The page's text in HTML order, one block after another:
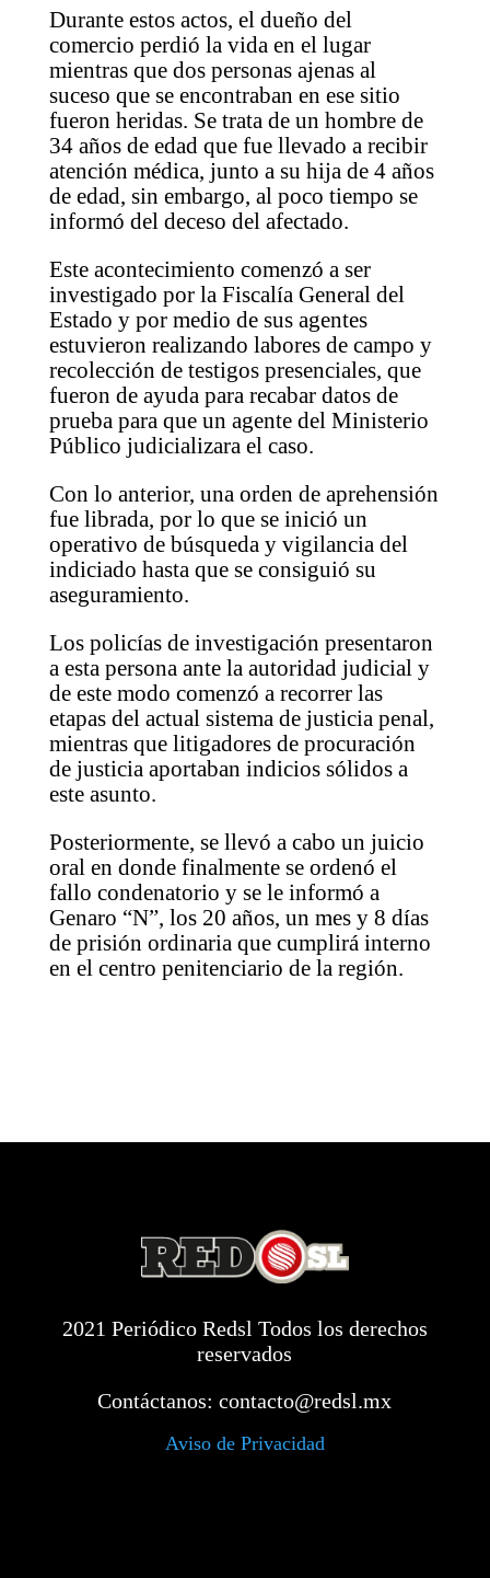
Durante estos actos, el dueño del
comercio perdió la vida en el lugar
mientras que dos personas ajenas al
suceso que se encontraban en ese sitio
fueron heridas. Se trata de un hombre de
34 años de edad que fue llevado a recibir
atención médica, junto a su hija de 4 años
de edad, sin embargo, al poco tiempo se
informó del deceso del afectado.
Este acontecimiento comenzó a ser
investigado por la Fiscalía General del
Estado y por medio de sus agentes
estuvieron realizando labores de campo y
recolección de testigos presenciales, que
fueron de ayuda para recabar datos de
prueba para que un agente del Ministerio
Público judicializara el caso.
Con lo anterior, una orden de aprehensión
fue librada, por lo que se inició un
operativo de búsqueda y vigilancia del
indiciado hasta que se consiguió su
aseguramiento.
Los policías de investigación presentaron
a esta persona ante la autoridad judicial y
de este modo comenzó a recorrer las
etapas del actual sistema de justicia penal,
mientras que litigadores de procuración
de justicia aportaban indicios sólidos a
este asunto.
Posteriormente, se llevó a cabo un juicio
oral en donde finalmente se ordenó el
fallo condenatorio y se le informó a
Genaro “N”, los 20 años, un mes y 8 días
de prisión ordinaria que cumplirá interno
en el centro penitenciario de la región.
2021 Periódico Redsl Todos los derechos
reservados
Contáctanos:contacto@redsl.mx
Aviso de Privacidad